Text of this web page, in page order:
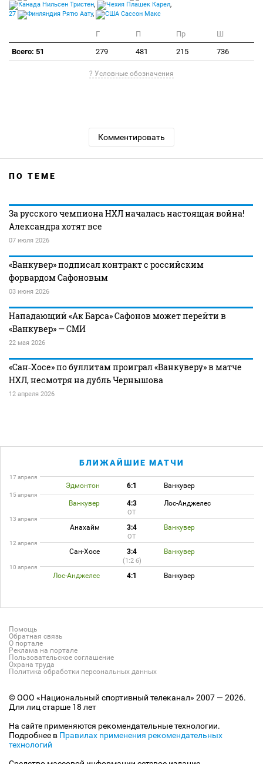
Нильсен Тристен, Плашек Карел,
27
Рятю Аату, Сассон Макс
Г П Пр
Ш
Всего: 51
279 481 215 736
? Условные обозначения
Комментировать
ПО ТЕМЕ
За русского чемпиона НХЛ началась настоящая война!
Александра хотят все
07 июля 2026
«Ванкувер» подписал контракт с российским
форвардом Сафоновым
03 июня 2026
Нападающий «Ак Барса» Сафонов может перейти в
«Ванкувер» — СМИ
22 мая 2026
«Сан‑Хосе» по буллитам проиграл «Ванкуверу» в матче
НХЛ, несмотря на дубль Чернышова
12 апреля 2026
БЛИЖАЙШИЕ МАТЧИ
17 апреля
Эдмонтон 6:1 Ванкувер
15 апреля
Ванкувер 4:3 Лос-Анджелес
ОТ
13 апреля
Анахайм 3:4 Ванкувер
ОТ
12 апреля
Сан-Хосе 3:4 Ванкувер
(1:2 б)
10 апреля
Лос-Анджелес 4:1 Ванкувер
Помощь
Обратная связь
О портале
Реклама на портале
Пользовательское соглашение
Охрана труда
Политика обработки персональных данных
© ООО «Национальный спортивный телеканал» 2007 — 2026.
Для лиц старше 18 лет
На сайте применяются рекомендательные технологии.
Подробнее в Правилах применения рекомендательных
технологий